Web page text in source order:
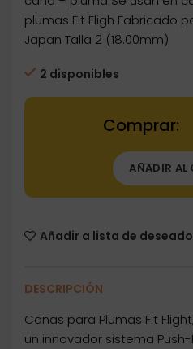
plumas Fit Fligh Fabricado
Japan Talla 2 (18.00mm)
2 disponibles
Dartstore
AÑADIR AL
Añadir a lista de
DESCRIPCIÓN
Cañas para Plumas Fit
un innovador sistema